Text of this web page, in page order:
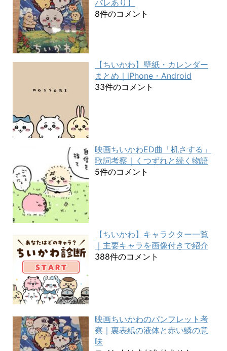
バレあり】
8件のコメント
【ちいかわ】壁紙・カレンダー
まとめ｜iPhone・Android
33件のコメント
映画ちいかわED曲「机さする」
歌詞考察｜くつずれと続く物語
5件のコメント
【ちいかわ】キャラクター一覧
｜主要キャラを画像付きで紹介
388件のコメント
映画ちいかわのパンフレット考
察｜裏表紙の液体と赤い鱗の意
味